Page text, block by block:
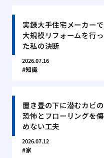
実録大手住宅メーカーで
大規模リフォームを行っ
た私の決断
2026.07.16
知識
置き畳の下に潜むカビの
恐怖とフローリングを傷
めない工夫
2026.07.12
家